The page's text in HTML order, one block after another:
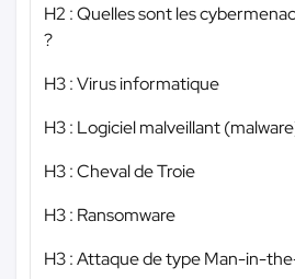
H2 : Quelles sont les
?
H3 : Virus informatique
H3 : Logiciel malveillant
H3 : Cheval de Troie
H3 : Ransomware
H3 : Attaque de type Man-in-